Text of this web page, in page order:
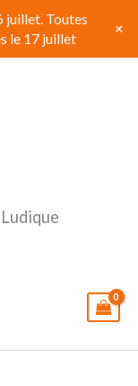
juillet. Toutes
le 17 juillet
+